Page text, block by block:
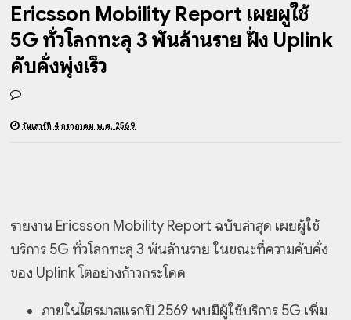
Ericsson Mobility Report เผยผู้ใช้
5G ทั่วโลกทะลุ 3 พันล้านราย ฝั่ง Uplink
คับคั่งพุ่งเร็ว
วันเสาร์ที่ 4 กรกฎาคม พ.ศ. 2569
รายงาน Ericsson Mobility Report ฉบับล่าสุด เผยผู้ใช้
บริการ 5G ทั่วโลกทะลุ 3 พันล้านราย ในขณะที่ความคับคั่ง
ของ Uplink โตอย่างก้าวกระโดด
ภายในไตรมาสแรกปี 2569 พบมีผู้ใช้บริการ 5G เพิ่ม